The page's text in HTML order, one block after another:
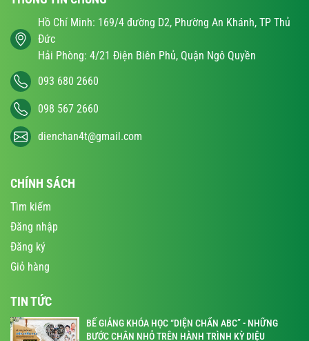
Hồ Chí Minh: 169/4 đường D2, Phường An Khánh, TP Thủ
Đức
Hải Phòng: 4/21 Điện Biên Phủ, Quận Ngô Quyền
093 680 2660
098 567 2660
dienchan4t@gmail.com
CHÍNH SÁCH
Tìm kiếm
Đăng nhập
Đăng ký
Giỏ hàng
TIN TỨC
BẾ GIẢNG KHÓA HỌC “DIỆN CHẨN ABC” - NHỮNG
BƯỚC CHÂN NHỎ TRÊN HÀNH TRÌNH KỲ DIỆU